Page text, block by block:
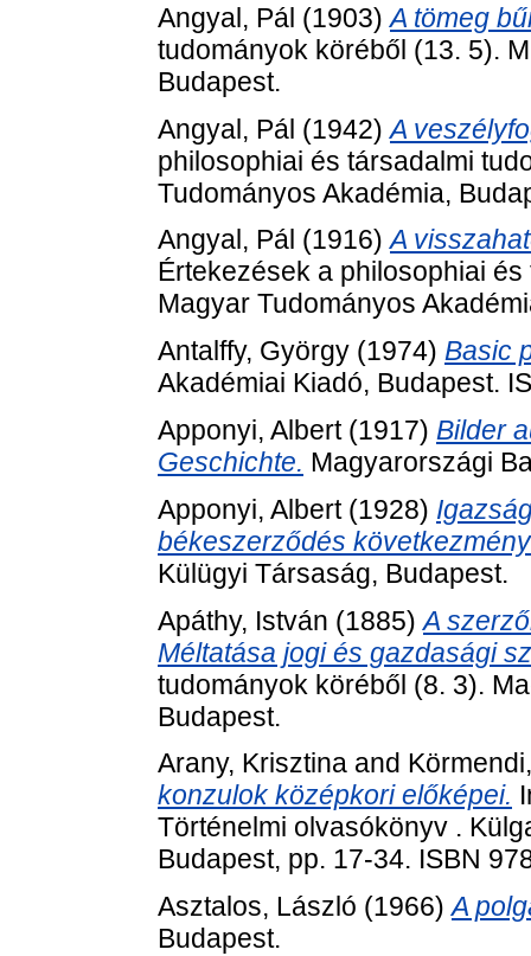
Angyal, Pál (1903)A tömeg
tudományok köréből (13. 5).
Budapest.
Angyal, Pál (1942)A
philosophiai és társadalmi
Tudományos Akadémia,
Angyal, Pál (1916)A
Értekezések a philosophiai
Magyar Tudományos
Antalffy, György (1974) Basic
Akadémiai Kiadó, Budapest.
Apponyi, Albert(1917) Bilder
Geschichte. Magyarországi
Apponyi, Albert(1928)
békeszerződés
Külügyi Társaság, Budapest.
Apáthy, István (1885)A
Méltatása jogi és gazdasági
tudományok köréből (8. 3).
Budapest.
Arany, Krisztina and
konzulok középkori előképei.
Történelmi olvasókönyv .
Budapest, pp. 17-34. ISBN
Asztalos, László (1966)A
Budapest.